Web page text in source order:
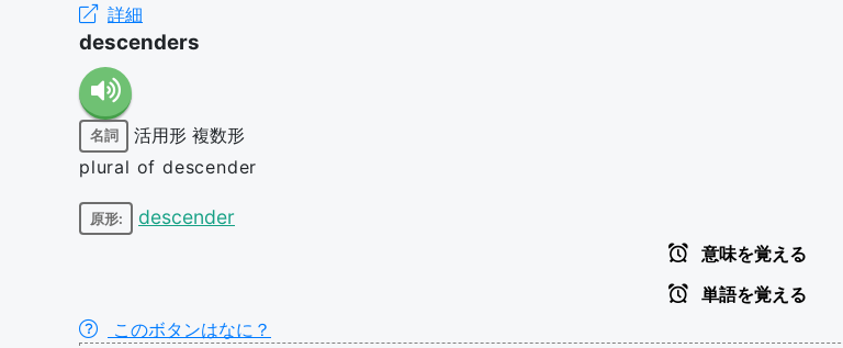
詳細
descenders
名詞 活用形 複数形
plural of descender
原形: descender
意味を覚える
単語を覚える
このボタンはなに？